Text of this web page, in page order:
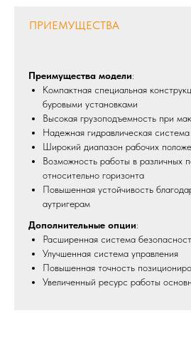
Преимущества модели:
Компактная специальная
буровыми установками
Высокая грузоподъемность при
Надежная гидравлическая система
Широкий диапазон рабочих
Возможность работы в различных
относительно горизонта
Повышенная устойчивость
аутригерам
Дополнительные опции:
Расширенная система
Улучшенная система управления
Повышенная точность
Увеличенный ресурс работы